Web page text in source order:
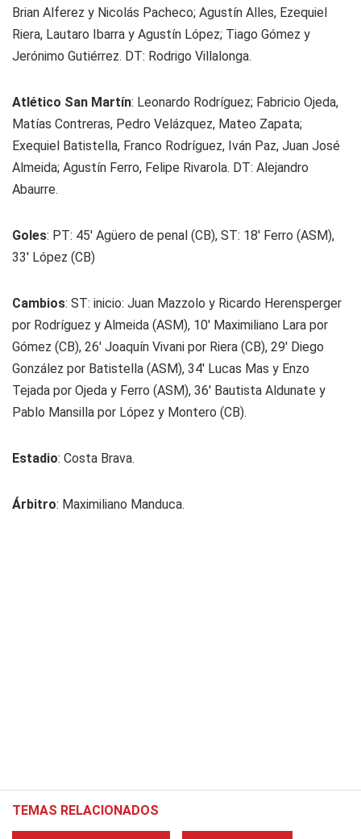
Brian Alferez y Nicolás Pacheco; Agustín Alles, Ezequiel
Riera, Lautaro Ibarra y Agustín López; Tiago Gómez y
Jerónimo Gutiérrez. DT: Rodrigo Villalonga.
Atlético San Martín: Leonardo Rodríguez; Fabricio Ojeda,
Matías Contreras, Pedro Velázquez, Mateo Zapata;
Exequiel Batistella, Franco Rodríguez, Iván Paz, Juan José
Almeida; Agustín Ferro, Felipe Rivarola. DT: Alejandro
Abaurre.
Goles: PT: 45' Agüero de penal (CB), ST: 18' Ferro (ASM),
33' López (CB)
Cambios: ST: inicio: Juan Mazzolo y Ricardo Herensperger
por Rodríguez y Almeida (ASM), 10' Maximiliano Lara por
Gómez (CB), 26' Joaquín Vivani por Riera (CB), 29' Diego
González por Batistella (ASM), 34' Lucas Mas y Enzo
Tejada por Ojeda y Ferro (ASM), 36' Bautista Aldunate y
Pablo Mansilla por López y Montero (CB).
Estadio: Costa Brava.
Árbitro: Maximiliano Manduca.
TEMAS RELACIONADOS